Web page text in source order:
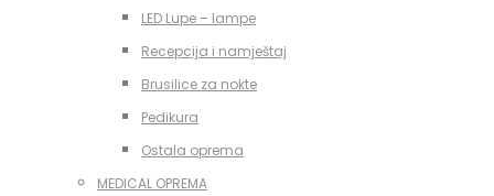
LED Lupe – lampe
Recepcija i namještaj
Brusilice za nokte
Pedikura
Ostala oprema
MEDICAL OPREMA